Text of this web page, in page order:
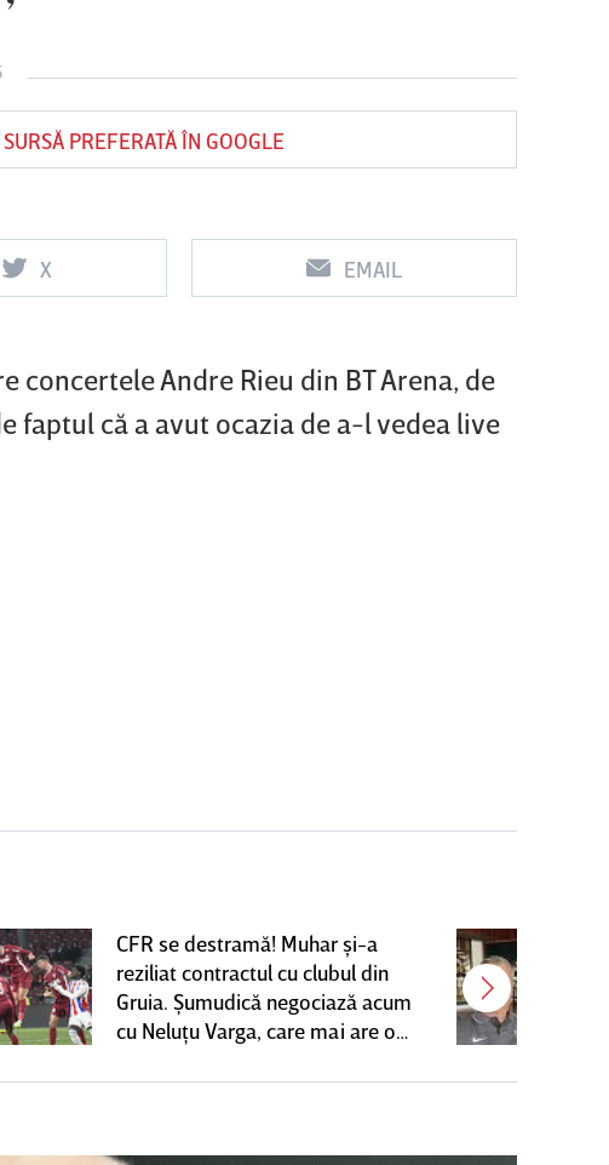
PREFERATĂ ÎN GOOGLE
X EMAIL
concertele Andre Rieu din BT Arena, de
faptul că a avut ocazia de a-l vedea live
CFR se destramă! Muhar şi-a
reziliat contractul cu clubul din
Gruia. Şumudică negociază acum
cu Neluţu Varga, care mai are o
EXCLUSIV
UTA Arad
0
Vs
Rapid
0
Farul
1
Vs